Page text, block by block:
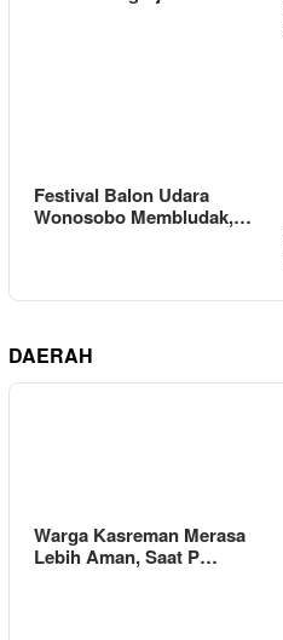
Festival Balon Udara
Wonosobo Membludak,…
DAERAH
Warga Kasreman Merasa
Lebih Aman, Saat P…